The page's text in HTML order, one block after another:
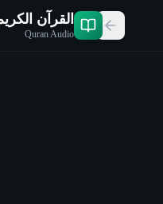
القرآن
Quran Audio